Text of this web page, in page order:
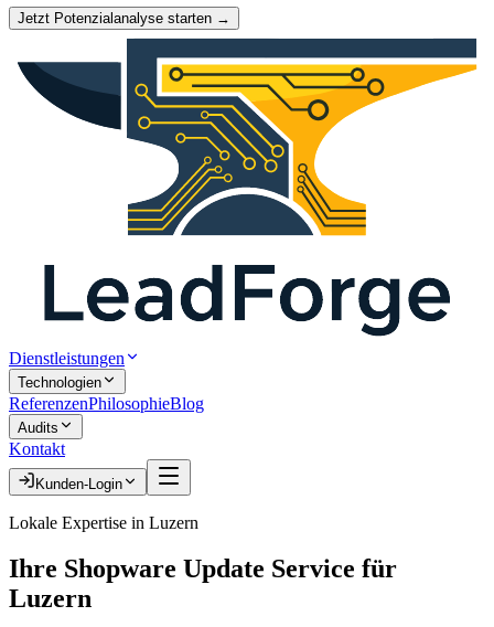
Jetzt Potenzialanalyse starten →
Dienstleistungen
Technologien
ReferenzenPhilosophieBlog
Audits
Kontakt
Kunden-Login
Lokale Expertise in Luzern
Ihre Shopware Update Service für
Luzern